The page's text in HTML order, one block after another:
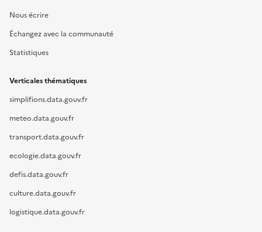
Nous écrire
Échangez avec la communauté
Statistiques
Verticales thématiques
simplifions.data.gouv.fr
meteo.data.gouv.fr
transport.data.gouv.fr
ecologie.data.gouv.fr
defis.data.gouv.fr
culture.data.gouv.fr
logistique.data.gouv.fr